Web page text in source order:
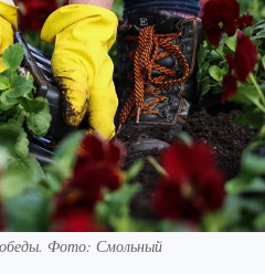
Фото: Смольный